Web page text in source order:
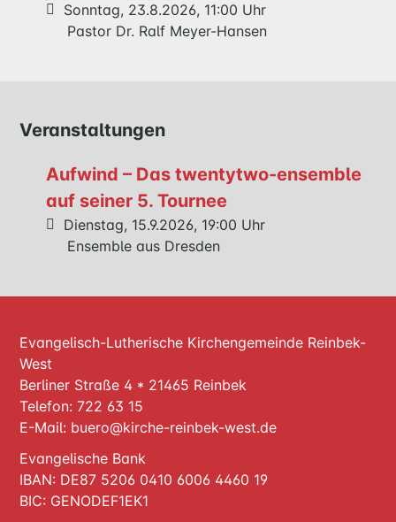
Sonntag, 23.8.2026, 11:00 Uhr
Pastor Dr. Ralf Meyer-Hansen
Veranstaltungen
Aufwind – Das twentytwo-ensemble
auf seiner 5. Tournee
Dienstag, 15.9.2026, 19:00 Uhr
Ensemble aus Dresden
Evangelisch-Lutherische Kirchengemeinde Reinbek-
West
Berliner Straße 4 * 21465 Reinbek
Telefon: 722 63 15
E-Mail: buero@kirche-reinbek-west.de
Evangelische Bank
IBAN: DE87 5206 0410 6006 4460 19
BIC: GENODEF1EK1